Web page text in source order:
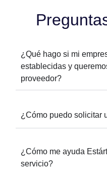
¿Qué hago si mi
establecidas y
proveedor?
¿Cómo puedo solicitar
¿Cómo me ayuda
servicio?